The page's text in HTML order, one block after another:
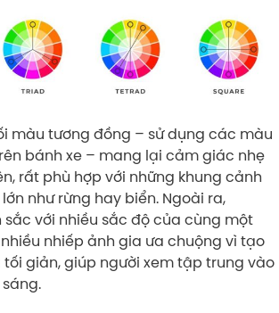
màu tương đồng – sử dụng các màu
bánh xe – mang lại cảm giác nhẹ
rất phù hợp với những khung cảnh
như rừng hay biển. Ngoài ra,
với nhiều sắc độ của cùng một
nhiếp ảnh gia ưa chuộng vì tạo
tối giản, giúp người xem tập trung vào